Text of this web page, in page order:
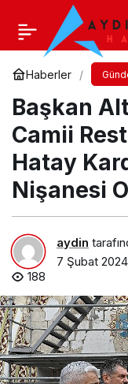
Haberler
Başkan
Camii
Hatay
Nişanesi
aydin
7 Şubat
188
Narlıdere
hayatını